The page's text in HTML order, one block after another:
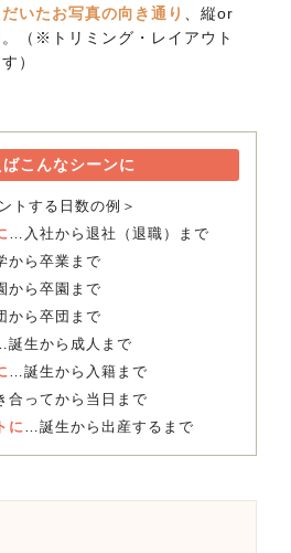
いたお写真の向き通り
、縦or
（※トリミング・レイアウト
）
こんなシーンに
トする日数の例＞
…入社から退社（退職）まで
から卒業まで
から卒園まで
から卒団まで
誕生から成人まで
…誕生から入籍まで
合ってから当日まで
に…誕生から出産するまで